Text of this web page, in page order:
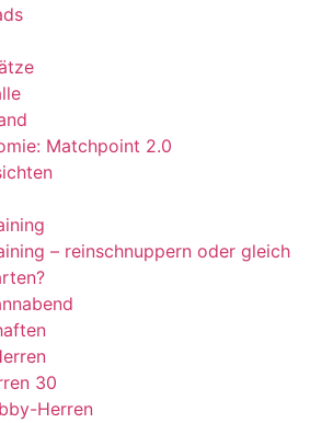
Matchpoint 2.0
– reinschnuppern oder gleich
30
Herren